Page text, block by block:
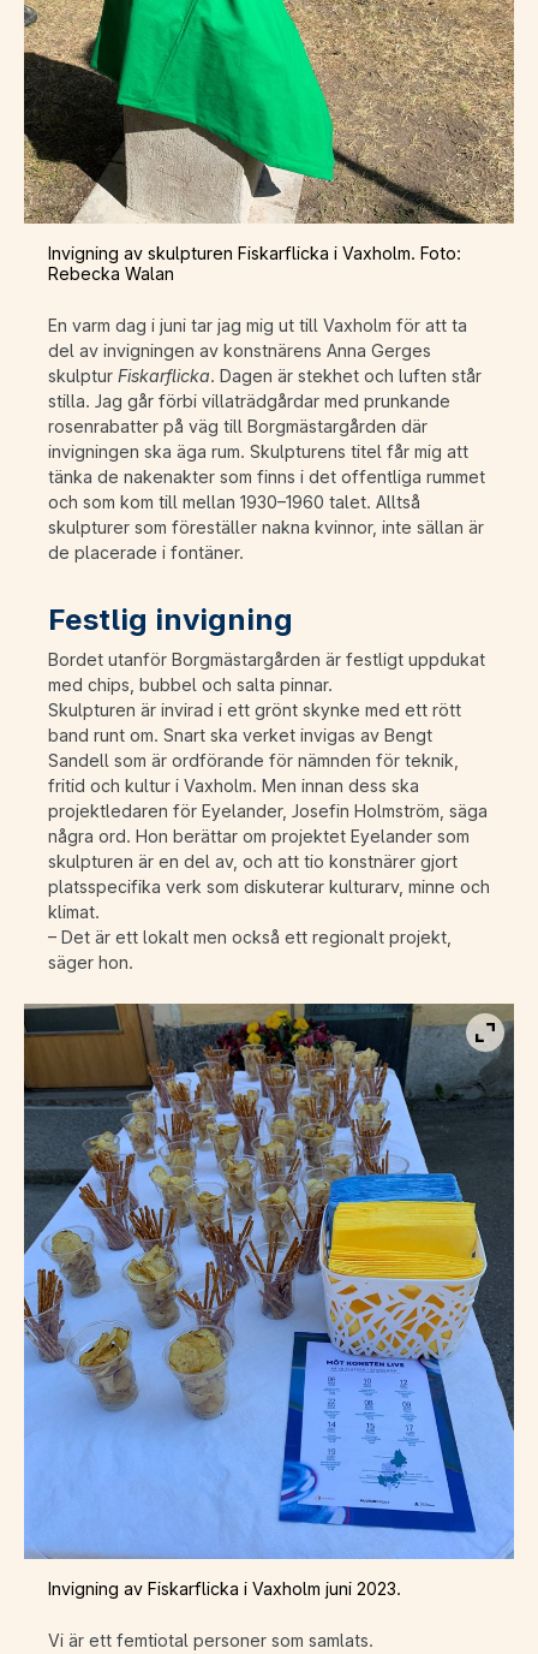
Invigning av skulpturen Fiskarflicka i Vaxholm. Foto:
Rebecka Walan
En varm dag i juni tar jag mig ut till Vaxholm för att ta
del av invigningen av konstnärens Anna Gerges
skulptur Fiskarflicka. Dagen är stekhet och luften står
stilla. Jag går förbi villaträdgårdar med prunkande
rosenrabatter på väg till Borgmästargården där
invigningen ska äga rum. Skulpturens titel får mig att
tänka de nakenakter som finns i det offentliga rummet
och som kom till mellan 1930–1960 talet. Alltså
skulpturer som föreställer nakna kvinnor, inte sällan är
de placerade i fontäner.
Festlig invigning
Bordet utanför Borgmästargården är festligt uppdukat
med chips, bubbel och salta pinnar.
Skulpturen är invirad i ett grönt skynke med ett rött
band runt om. Snart ska verket invigas av Bengt
Sandell som är ordförande för nämnden för teknik,
fritid och kultur i Vaxholm. Men innan dess ska
projektledaren för Eyelander, Josefin Holmström, säga
några ord. Hon berättar om projektet Eyelander som
skulpturen är en del av, och att tio konstnärer gjort
platsspecifika verk som diskuterar kulturarv, minne och
klimat.
– Det är ett lokalt men också ett regionalt projekt,
säger hon.
Visa
Invigning av Fiskarflicka i Vaxholm juni 2023.
Vi är ett femtiotal personer som samlats.